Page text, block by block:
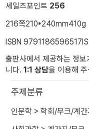
세일즈포인트 256
216쪽210*240mm410g
ISBN 9791186596517
출판사에서 제공하는 정
니다. 1:1 상담을 이용해
주제분류
인문학 > 학회/무크/계간